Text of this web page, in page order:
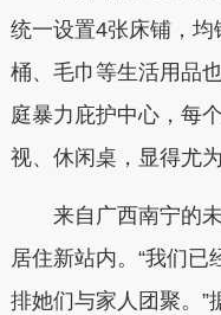
统一设置4张床铺，
桶、毛巾等生活用品
庭暴力庇护中心，每
视、休闲桌，显得尤为
来自广西南宁的未
居住新站内。“我们
排她们与家人团聚。”